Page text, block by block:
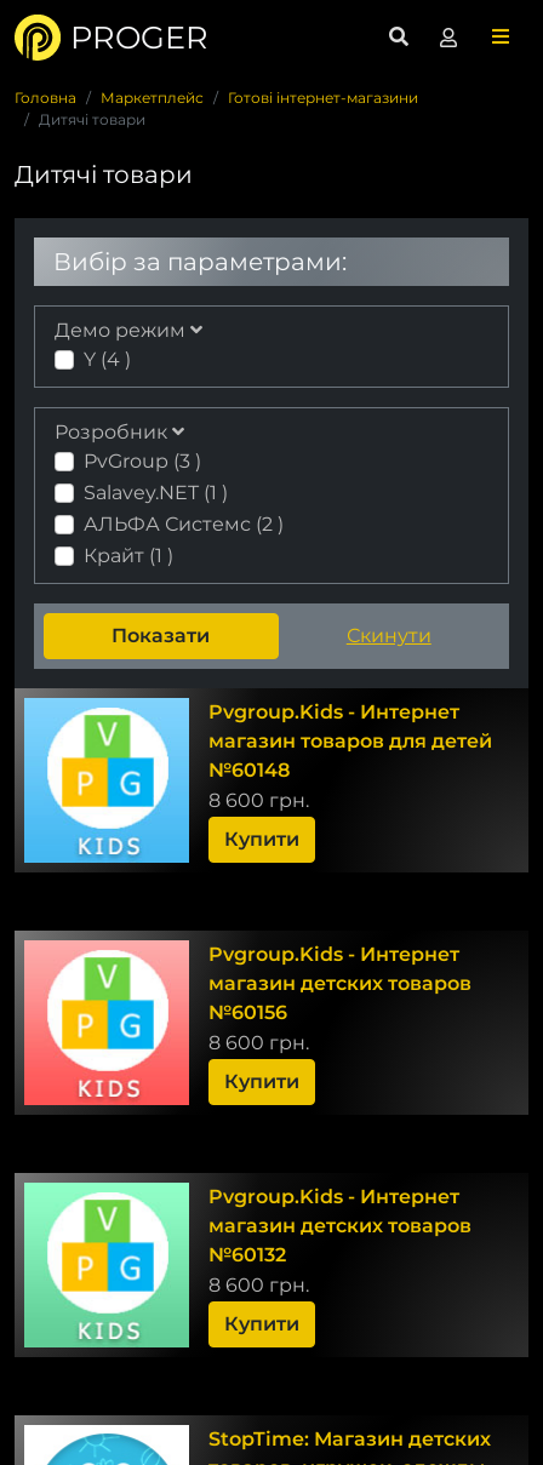
PROGER
Головна Маркетплейс
Готові інтернет-магазини
Дитячі товари
Дитячі товари
Вибір за параметрами:
Демо режим
Y (4 )
Розробник
PvGroup (3 )
Salavey.NET (1 )
АЛЬФА Системс (2 )
Крайт (1 )
Pvgroup.Kids - Интернет
магазин товаров для детей
№60148
8 600 грн.
Купити
Pvgroup.Kids - Интернет
магазин детских товаров
№60156
8 600 грн.
Купити
Pvgroup.Kids - Интернет
магазин детских товаров
№60132
8 600 грн.
Купити
StopTime: Магазин детских